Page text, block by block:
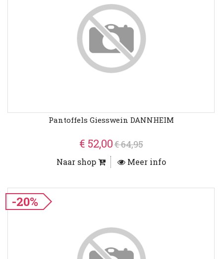
Pantoffels Giesswein DANNHEIM
€ 52,00€ 64,95
Naar shop Meer info
-20%